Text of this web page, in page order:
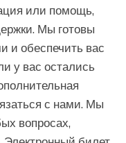
или помощь,
Мы готовы
и обеспечить вас
у вас остались
с нами. Мы
вопросах,